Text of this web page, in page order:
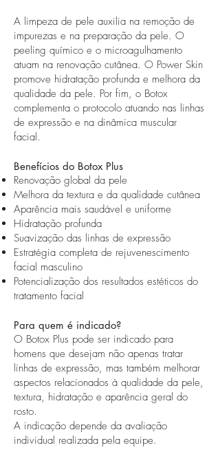
A limpeza de pele auxilia na remoção de
impurezas e na preparação da pele. O
peeling químico e o microagulhamento
atuam na renovação cutânea. O Power Skin
promove hidratação profunda e melhora da
qualidade da pele. Por fim, o Botox
complementa o protocolo atuando nas linhas
de expressão e na dinâmica muscular
facial.
Benefícios do Botox Plus
Renovação global da pele
Melhora da textura e da qualidade cutânea
Aparência mais saudável e uniforme
Hidratação profunda
Suavização das linhas de expressão
Estratégia completa de rejuvenescimento
facial masculino
Potencialização dos resultados estéticos do
tratamento facial
Para quem é indicado?
O Botox Plus pode ser indicado para
homens que desejam não apenas tratar
linhas de expressão, mas também melhorar
aspectos relacionados à qualidade da pele,
textura, hidratação e aparência geral do
rosto.
A indicação depende da avaliação
individual realizada pela equipe.